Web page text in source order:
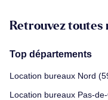
Retrouvez toutes
Top départements
Location bureaux Nord
Location bureaux Pas-